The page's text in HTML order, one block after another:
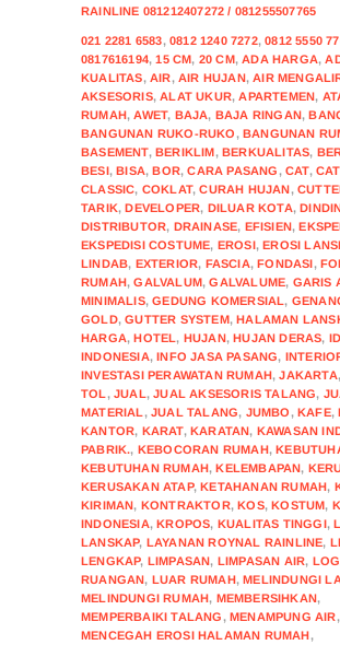
RAINLINE 081212407272 / 081255507765
021 2281 6583,0812 1240 7272,0812 5550
0817616194,15 CM, 20 CM,ADA HARGA,
KUALITAS,AIR,AIR HUJAN,AIR
AKSESORIS,ALAT UKUR,APARTEMEN,
RUMAH,AWET, BAJA, BAJA RINGAN,
BANGUNAN RUKO-RUKO ,BANGUNAN
BASEMENT,BERIKLIM,BERKUALITAS,
BESI,BISA,BOR,CARA PASANG ,CAT,
CLASSIC, COKLAT,CURAH HUJAN,
TARIK,DEVELOPER, DILUAR KOTA,
DISTRIBUTOR, DRAINASE, EFISIEN,
EKSPEDISI COSTUME, EROSI,EROSI
LINDAB, EXTERIOR, FASCIA,FONDASI,
RUMAH,GALVALUM,GALVALUME, GARIS
MINIMALIS,GEDUNG KOMERSIAL,
GOLD,GUTTER SYSTEM,HALAMAN
HARGA,HOTEL, HUJAN,HUJAN DERAS,
INDONESIA,INFO JASA PASANG,
INVESTASI PERAWATAN RUMAH,JAKARTA
TOL ,JUAL,JUAL AKSESORIS TALANG,
MATERIAL ,JUAL TALANG, JUMBO ,KAFE,
KANTOR, KARAT,KARATAN, KAWASAN
PABRIK., KEBOCORAN RUMAH,
KEBUTUHAN RUMAH,KELEMBAPAN,
KERUSAKAN ATAP,KETAHANAN RUMAH,
KIRIMAN, KONTRAKTOR,KOS,KOSTUM,
INDONESIA,KROPOS, KUALITAS TINGGI,
LANSKAP, LAYANAN ROYNAL RAINLINE,
LENGKAP, LIMPASAN, LIMPASAN AIR,
RUANGAN, LUAR RUMAH,MELINDUNGI
MELINDUNGI RUMAH, MEMBERSIHKAN,
MEMPERBAIKI TALANG ,MENAMPUNG AIR,
MENCEGAH EROSI HALAMAN RUMAH,